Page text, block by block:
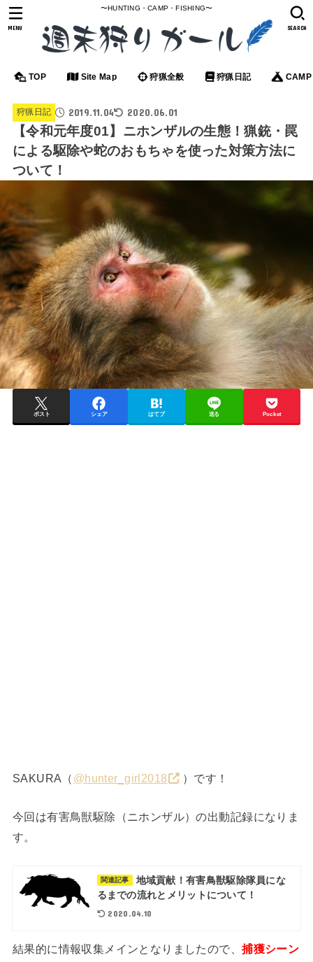
〜HUNTING・CAMP・FISHING〜
TOP Site Map 狩猟全般 狩猟日記 CAMP
SEARCH
MENU
狩猟日記 2019.11.04 2020.06.01
【令和元年度01】ニホンザルの生態！猟銃・罠
による駆除や蛇のおもちゃを使った対策方法に
ついて！
ポスト シェア はてブ 送る Pocket
SAKURA（ @hunter_girl2018 ）です！
今回は有害鳥獣駆除（ニホンザル）の出動記録になりま
す。
関連記事
地域貢献！有害鳥獣駆除隊員にな
るまでの流れとメリットについて！
2020.04.10
結果的に情報収集メインとなりましたので、捕獲シーン